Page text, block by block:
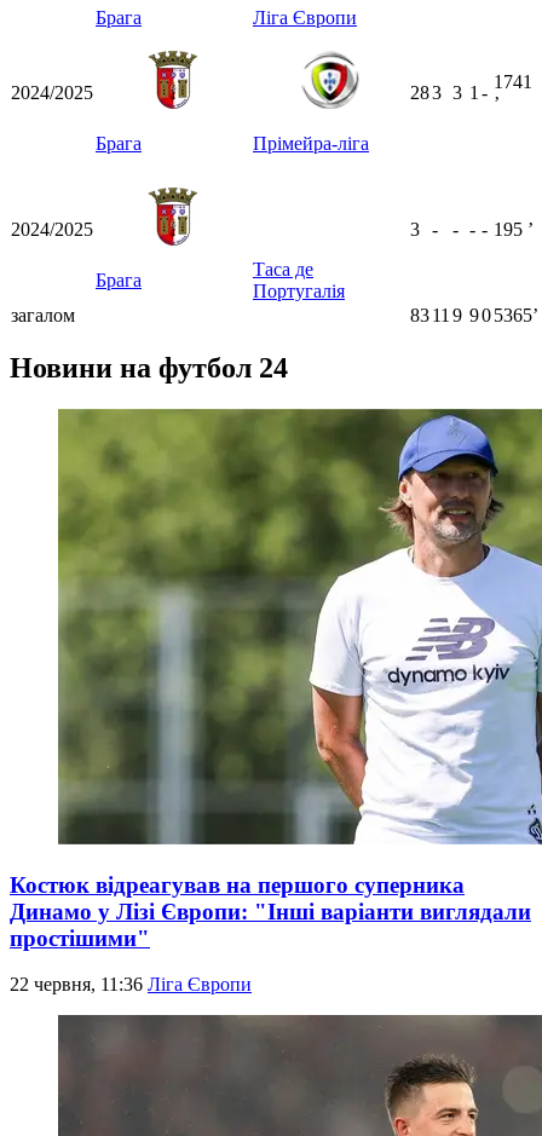
Брага Ліга Європи
2024/2025
Брага Прімейра-ліга
283 3 1 -
1741
ʼ
2024/2025
Брага
Таса де
Португалія
3 - - - - 195 ʼ
загалом 8311 9 905365ʼ
Новини на футбол 24
Костюк відреагував на першого суперника
Динамо у Лізі Європи: "Інші варіанти виглядали
простішими"
22 червня, 11:36 Ліга Європи